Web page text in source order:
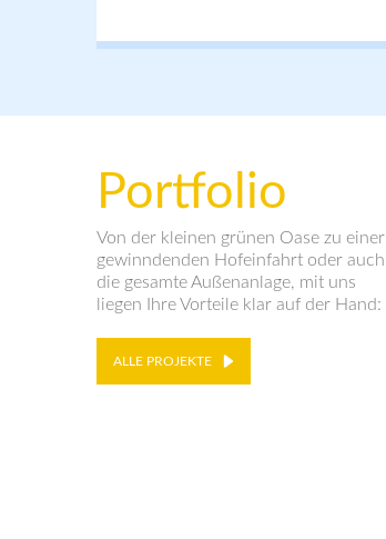
Portfolio
Von der kleinen grünen Oase zu einer
gewinndenden Hofeinfahrt oder auch
die gesamte Außenanlage, mit uns
liegen Ihre Vorteile klar auf der Hand:
ALLE PROJEKTE